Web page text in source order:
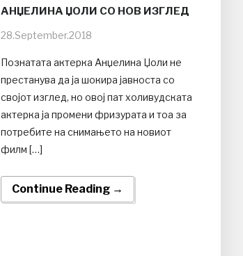
АНЏЕЛИНА ЏОЛИ СО НОВ ИЗГЛЕД
28.September.2018
Познатата актерка Анџелина Џоли не
престанува да ја шокира јавноста со
својот изглед, но овој пат холивудската
актерка ја промени фризурата и тоа за
потребите на снимањето на новиот
филм […]
Continue Reading →